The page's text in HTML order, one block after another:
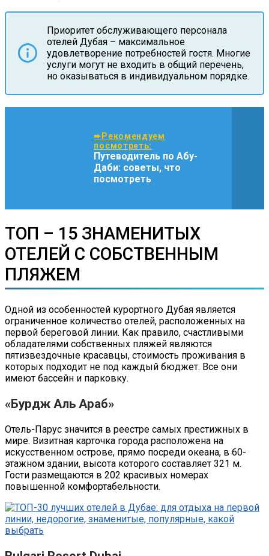
Приоритет обслуживающего персонала
отелей Дубая – максимальное
удовлетворение потребностей гостя. Многие
услуги могут не входить в общий перечень,
но оказываться в индивидуальном порядке.
➨Рекомендуем
посмотреть:
Путеводитель по Абу-
Даби: советы, что
посмотреть
ТОП – 15 ЗНАМЕНИТЫХ
ОТЕЛЕЙ С СОБСТВЕННЫМ
ПЛЯЖЕМ
Одной из особенностей курортного Дубая является
ограниченное количество отелей, расположенных на
первой береговой линии. Как правило, счастливыми
обладателями собственных пляжей являются
пятизвездочные красавцы, стоимость проживания в
которых подходит не под каждый бюджет. Все они
имеют бассейн и парковку.
«Бурдж Аль Араб»
Отель-Парус значится в реестре самых престижных в
мире. Визитная карточка города расположена на
искусственном острове, прямо посреди океана, в 60-
этажном здании, высота которого составляет 321 м.
Гости размещаются в 202 красивых номерах
повышенной комфортабельности.